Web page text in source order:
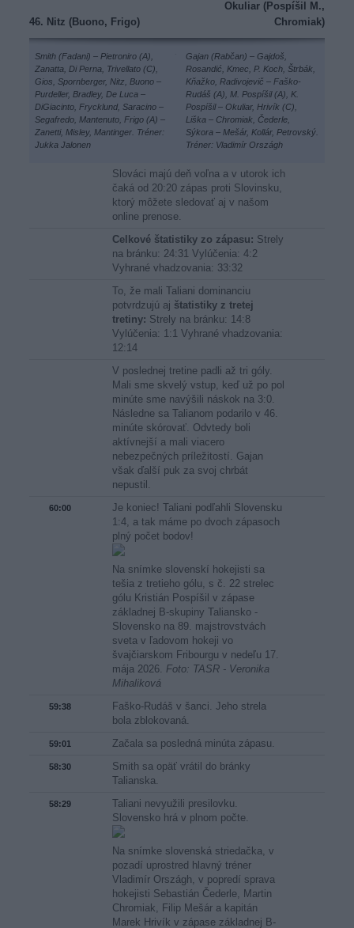
46. Nitz (Buono, Frigo)
Okuliar (Pospíšil M.,
Chromiak)
Smith (Fadani) – Pietroniro (A),
Zanatta, Di Perna, Trivellato (C),
Gios, Spornberger, Nitz, Buono –
Purdeller, Bradley, De Luca –
DiGiacinto, Frycklund, Saracino –
Segafredo, Mantenuto, Frigo (A) –
Zanetti, Misley, Mantinger. Tréner:
Jukka Jalonen
Gajan (Rabčan) – Gajdoš,
Rosandić, Kmec, P. Koch, Štrbák,
Kňažko, Radivojevič – Faško-
Rudáš (A), M. Pospíšil (A), K.
Pospíšil – Okuliar, Hrivík (C),
Liška – Chromiak, Čederle,
Sýkora – Mešár, Kollár, Petrovský.
Tréner: Vladimír Országh
Slováci majú deň voľna a v utorok ich
čaká od 20:20 zápas proti Slovinsku,
ktorý môžete sledovať aj v našom
online prenose.
Celkové štatistiky zo zápasu: Strely
na bránku: 24:31 Vylúčenia: 4:2
Vyhrané vhadzovania: 33:32
To, že mali Taliani dominanciu
potvrdzujú aj štatistiky z tretej
tretiny: Strely na bránku: 14:8
Vylúčenia: 1:1 Vyhrané vhadzovania:
12:14
V poslednej tretine padli až tri góly.
Mali sme skvelý vstup, keď už po pol
minúte sme navýšili náskok na 3:0.
Následne sa Talianom podarilo v 46.
minúte skórovať. Odvtedy boli
aktívnejší a mali viacero
nebezpečných príležitostí. Gajan
však ďalší puk za svoj chrbát
nepustil.
60:00
Je koniec! Taliani podľahli Slovensku
1:4, a tak máme po dvoch zápasoch
plný počet bodov!
Na snímke slovenskí hokejisti sa
tešia z tretieho gólu, s č. 22 strelec
gólu Kristián Pospíšil v zápase
základnej B-skupiny Taliansko -
Slovensko na 89. majstrovstvách
sveta v ľadovom hokeji vo
švajčiarskom Fribourgu v nedeľu 17.
mája 2026. Foto: TASR - Veronika
Mihaliková
59:38
Faško-Rudáš v šanci. Jeho strela
bola zblokovaná.
59:01 Začala sa posledná minúta zápasu.
58:30
Smith sa opäť vrátil do bránky
Talianska.
58:29
Taliani nevyužili presilovku.
Slovensko hrá v plnom počte.
Na snímke slovenská striedačka, v
pozadí uprostred hlavný tréner
Vladimír Országh, v popredí sprava
hokejisti Sebastián Čederle, Martin
Chromiak, Filip Mešár a kapitán
Marek Hrivík v zápase základnej B-